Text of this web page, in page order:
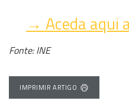
→ Aceda aqui
Fonte: INE
IMPRIMIR ARTIGO